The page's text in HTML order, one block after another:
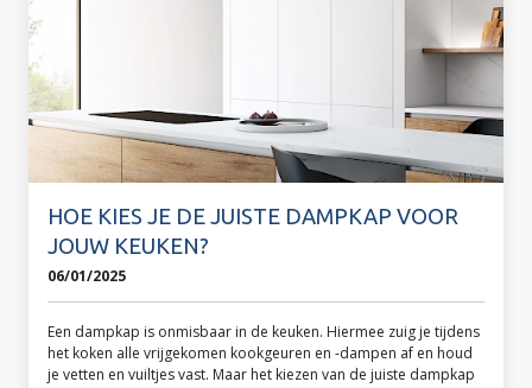
HOE KIES JE DE JUISTE DAMPKAP VOOR
JOUW KEUKEN?
06/01/2025
Een dampkap is onmisbaar in de keuken. Hiermee zuig je tijdens
het koken alle vrijgekomen kookgeuren en -dampen af en houd
je vetten en vuiltjes vast. Maar het kiezen van de juiste dampkap